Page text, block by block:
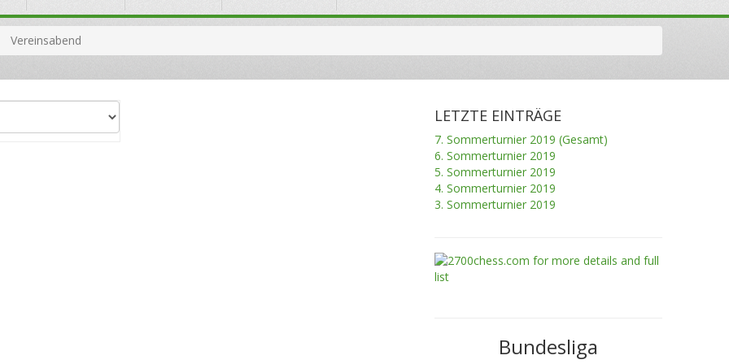
Vereinsabend
LETZTE EINTRÄGE
7. Sommerturnier 2019 (Gesamt)
6. Sommerturnier 2019
5. Sommerturnier 2019
4. Sommerturnier 2019
3. Sommerturnier 2019
Bundesliga